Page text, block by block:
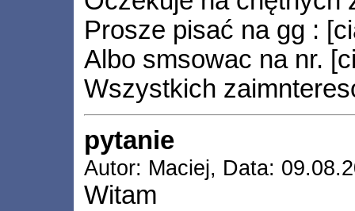
Prosze pisać na gg :
Albo smsowac na nr.
Wszystkich
pytanie
Autor: Maciej, Data:
Witam